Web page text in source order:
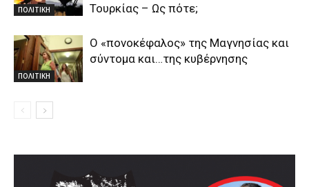
ΠΟΛΙΤΙΚΗ
Τουρκίας – Ως πότε;
ΠΟΛΙΤΙΚΗ
Ο «πονοκέφαλος» της Μαγνησίας και
σύντομα και…της κυβέρνησης